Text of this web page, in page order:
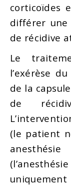
corticoïdes
différer
de récidive
Le
l’exérèse
de la
de
(le patient